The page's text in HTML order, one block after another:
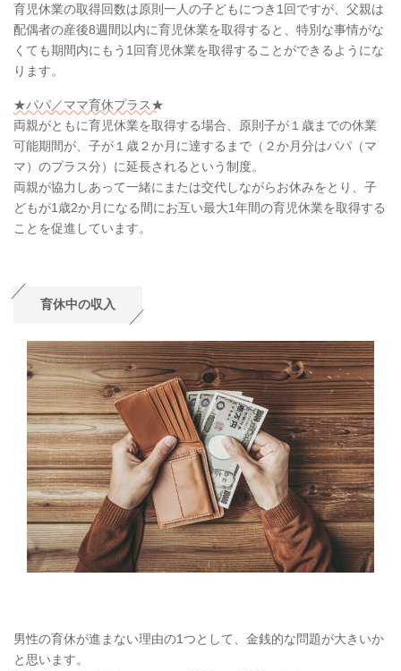
育児休業の取得回数は原則一人の子どもにつき1回ですが、父親は
配偶者の産後8週間以内に育児休業を取得すると、特別な事情がな
くても期間内にもう1回育児休業を取得することができるようにな
ります。
★パパ／ママ育休プラス★
両親がともに育児休業を取得する場合、原則子が１歳までの休業
可能期間が、子が１歳２か月に達するまで（２か月分はパパ（マ
マ）のプラス分）に延長されるという制度。
両親が協力しあって一緒にまたは交代しながらお休みをとり、子
どもが1歳2か月になる間にお互い最大1年間の育児休業を取得する
ことを促進しています。
育休中の収入
男性の育休が進まない理由の1つとして、金銭的な問題が大きいか
と思います。